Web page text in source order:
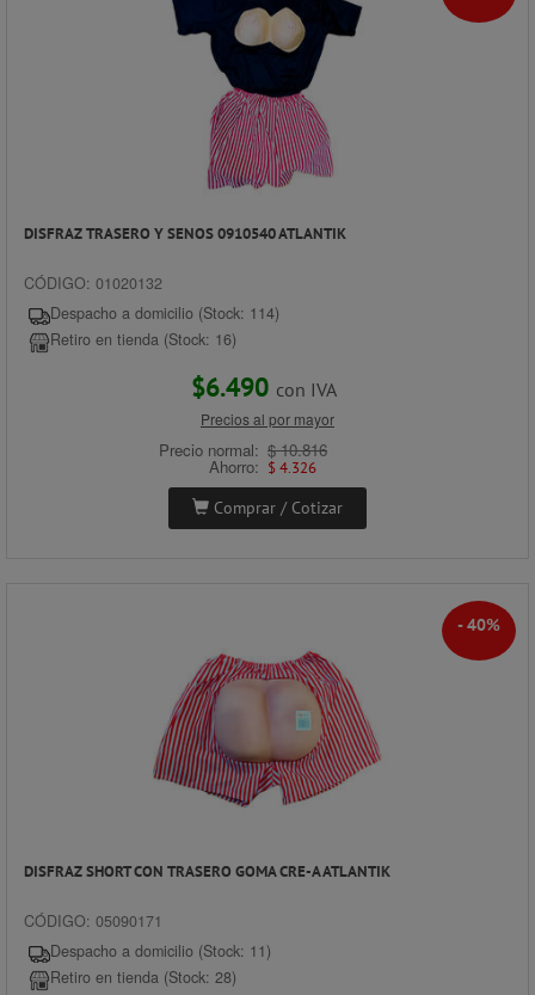
DISFRAZ TRASERO Y SENOS 0910540 ATLANTIK
CÓDIGO: 01020132
Despacho a domicilio (Stock: 114)
Retiro en tienda (Stock: 16)
$6.490 con IVA
Precios al por mayor
Precio normal: $ 10.816
Ahorro: $ 4.326
Comprar / Cotizar
- 40%
DISFRAZ SHORT CON TRASERO GOMA CRE-A ATLANTIK
CÓDIGO: 05090171
Despacho a domicilio (Stock: 11)
Retiro en tienda (Stock: 28)